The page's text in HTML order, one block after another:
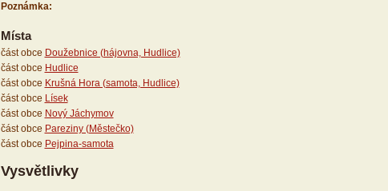
Poznámka:
Místa
část obce Doužebnice (hájovna, Hudlice)
část obce Hudlice
část obce Krušná Hora (samota, Hudlice)
část obce Lísek
část obce Nový Jáchymov
část obce Pareziny (Městečko)
část obce Pejpina-samota
Vysvětlivky